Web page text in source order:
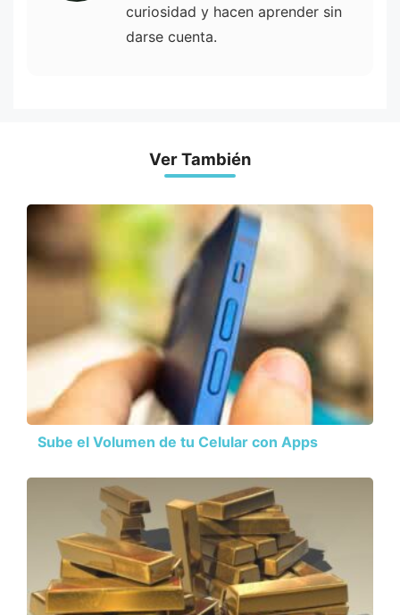
curiosidad y hacen aprender sin
darse cuenta.
Ver También
Sube el Volumen de tu Celular con Apps